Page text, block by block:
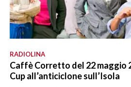
RADIOLINA
Caffè Corretto del 22 maggio
Cup all’anticiclone sull’Isola